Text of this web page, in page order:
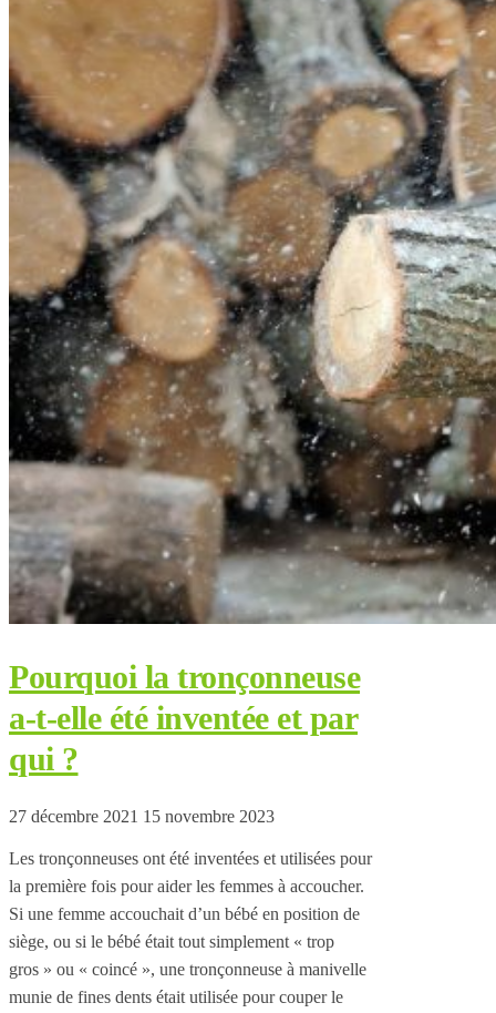
Pourquoi la tronçonneuse
a-t-elle été inventée et par
qui ?
27 décembre 2021 15 novembre 2023
Les tronçonneuses ont été inventées et utilisées pour
la première fois pour aider les femmes à accoucher.
Si une femme accouchait d’un bébé en position de
siège, ou si le bébé était tout simplement « trop
gros » ou « coincé », une tronçonneuse à manivelle
munie de fines dents était utilisée pour couper le